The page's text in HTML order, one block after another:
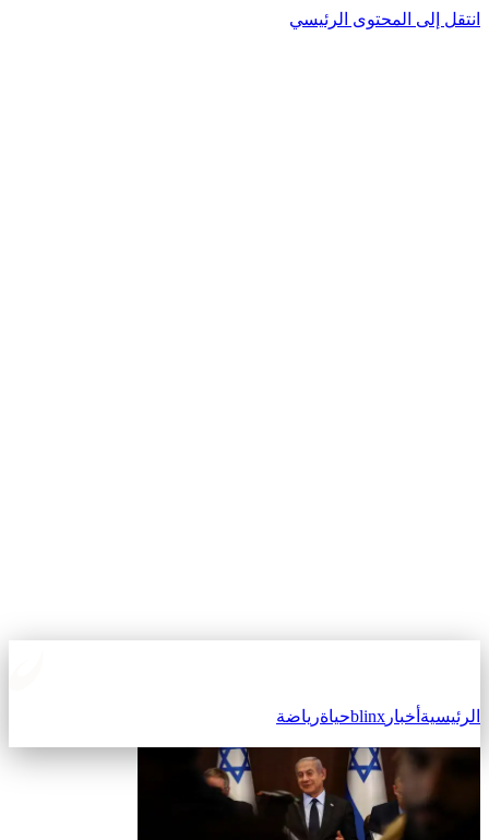
انتقل إلى المحتوى الرئيسي
الرئيسية أخبار blinxحياةرياضة